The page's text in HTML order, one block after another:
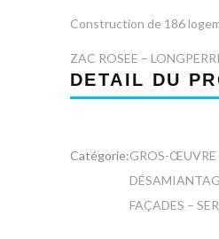
Construction de 186
ZAC ROSEE –
DETAIL DU
Catégorie:GROS-ŒUVRE
FAÇADES –